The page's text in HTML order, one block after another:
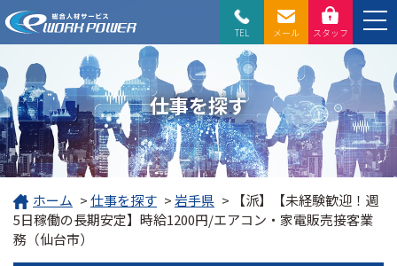
TEL メール スタッフ
仕事を探す
ホーム >仕事を探す >岩手県 >
【派】【未経験歓迎！週
5日稼働の長期安定】時給1200円/エアコン・家電販売接客業
務（仙台市）